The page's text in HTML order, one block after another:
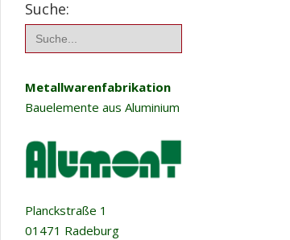
Suche:
Search
for:
Metallwarenfabrikation
Bauelemente aus Aluminium
Planckstraße 1
01471 Radeburg